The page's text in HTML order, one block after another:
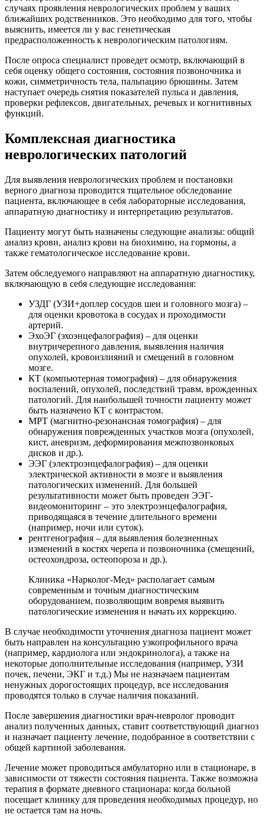
случаях проявления неврологических проблем у ваших
ближайших родственников. Это необходимо для того, чтобы
выяснить, имеется ли у вас генетическая
предрасположенность к неврологическим патологиям.
После опроса специалист проведет осмотр, включающий в
себя оценку общего состояния, состояния позвоночника и
кожи, симметричность тела, пальпацию брюшины. Затем
наступает очередь снятия показателей пульса и давления,
проверки рефлексов, двигательных, речевых и когнитивных
функций.
Комплексная диагностика
неврологических патологий
Для выявления неврологических проблем и постановки
верного диагноза проводится тщательное обследование
пациента, включающее в себя лабораторные исследования,
аппаратную диагностику и интерпретацию результатов.
Пациенту могут быть назначены следующие анализы: общий
анализ крови, анализ крови на биохимию, на гормоны, а
также гематологическое исследование крови.
Затем обследуемого направляют на аппаратную диагностику,
включающую в себя следующие исследования:
УЗДГ (УЗИ+доплер сосудов шеи и головного мозга) –
для оценки кровотока в сосудах и проходимости
артерий.
ЭхоЭГ (эхоэнцефалография) – для оценки
внутричерепного давления, выявления наличия
опухолей, кровоизлияний и смещений в головном
мозге.
КТ (компьютерная томография) – для обнаружения
воспалений, опухолей, последствий травм, врожденных
патологий. Для наибольшей точности пациенту может
быть назначено КТ с контрастом.
МРТ (магнитно-резонансная томография) – для
обнаружения поврежденных участков мозга (опухолей,
кист, аневризм, деформирования межпозвонковых
дисков и др.).
ЭЭГ (электроэнцефалография) – для оценки
электрической активности в мозге и выявления
патологических изменений. Для большей
результативности может быть проведен ЭЭГ-
видеомониторинг – это электроэнцефалография,
приводящаяся в течение длительного времени
(например, ночи или суток).
рентгенография – для выявления болезненных
изменений в костях черепа и позвоночника (смещений,
остеохондроза, остеопороза и др.).
Клиника «Нарколог-Мед» располагает самым
современным и точным диагностическим
оборудованием, позволяющим вовремя выявить
патологические изменения и начать их коррекцию.
В случае необходимости уточнения диагноза пациент может
быть направлен на консультацию узкопрофильного врача
(например, кардиолога или эндокринолога), а также на
некоторые дополнительные исследования (например, УЗИ
почек, печени, ЭКГ и т.д.) Мы не назначаем пациентам
ненужных дорогостоящих процедур, все исследования
проводятся только в случае наличия показаний.
После завершения диагностики врач-невролог проводит
анализ полученных данных, ставит соответствующий диагноз
и назначает пациенту лечение, подобранное в соответствии с
общей картиной заболевания.
Лечение может проводиться амбулаторно или в стационаре, в
зависимости от тяжести состояния пациента. Также возможна
терапия в формате дневного стационара: когда больной
посещает клинику для проведения необходимых процедур, но
не остается там на ночь.